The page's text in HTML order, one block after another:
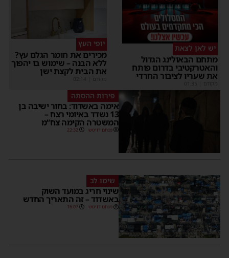
יש לאן לצאת
מתחם הבאולינג הגדול
והאטרקטיבי בדרום פותח
את שעריו לציבור החרדי
מקודם
יופי העץ
מכירים את חומר הגלם עץ?
ללא הבנה – שימוש בו יהפוך
את הבית לקצת ישן
מקודם
פירות ההסתה
אימה באשדוד: בחור ישיבה בן
13 נשדד באיומי רצח –
המשטרה הקימה צח”מ
מנחם דויטש 22:32
שימו לב
שינוי חריג במועד השוק
באשדוד – זה התאריך החדש
מנחם דויטש 16:07